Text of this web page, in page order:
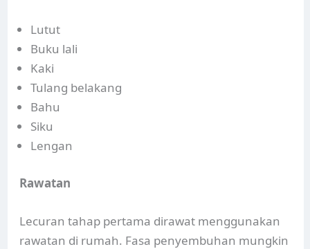
Lutut
Buku lali
Kaki
Tulang belakang
Bahu
Siku
Lengan
Rawatan
Lecuran tahap pertama dirawat menggunakan
rawatan di rumah. Fasa penyembuhan mungkin